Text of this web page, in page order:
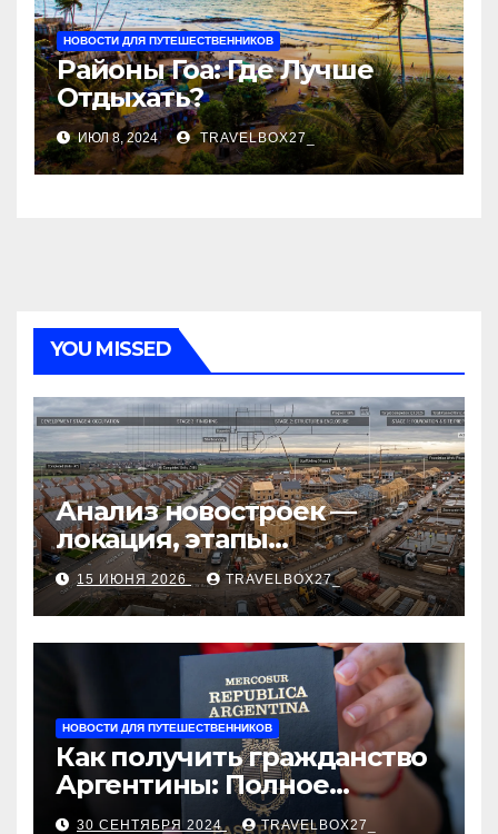
НОВОСТИ ДЛЯ ПУТЕШЕСТВЕННИКОВ
Районы Гоа: Где Лучше
Отдыхать?
ИЮЛ 8, 2024 TRAVELBOX27_
YOU MISSED
Анализ новостроек —
локация, этапы
строительства, проверка
застройщика, сценарии
оформления сделки и
рыночные ориентиры
15 ИЮНЯ 2026 TRAVELBOX27_
НОВОСТИ ДЛЯ ПУТЕШЕСТВЕННИКОВ
Как получить гражданство
Аргентины: Полное
руководство
30 СЕНТЯБРЯ 2024 TRAVELBOX27_